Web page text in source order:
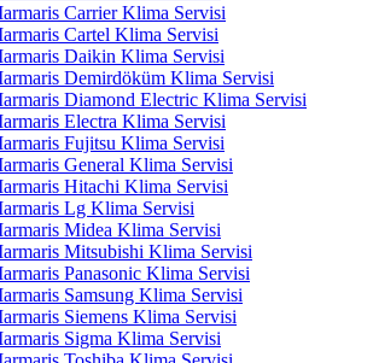
Carrier Klima Servisi
Cartel Klima Servisi
Daikin Klima Servisi
Demirdöküm Klima Servisi
Diamond Electric Klima Servisi
Electra Klima Servisi
Fujitsu Klima Servisi
General Klima Servisi
Hitachi Klima Servisi
Lg Klima Servisi
Midea Klima Servisi
Mitsubishi Klima Servisi
Panasonic Klima Servisi
Samsung Klima Servisi
Siemens Klima Servisi
Sigma Klima Servisi